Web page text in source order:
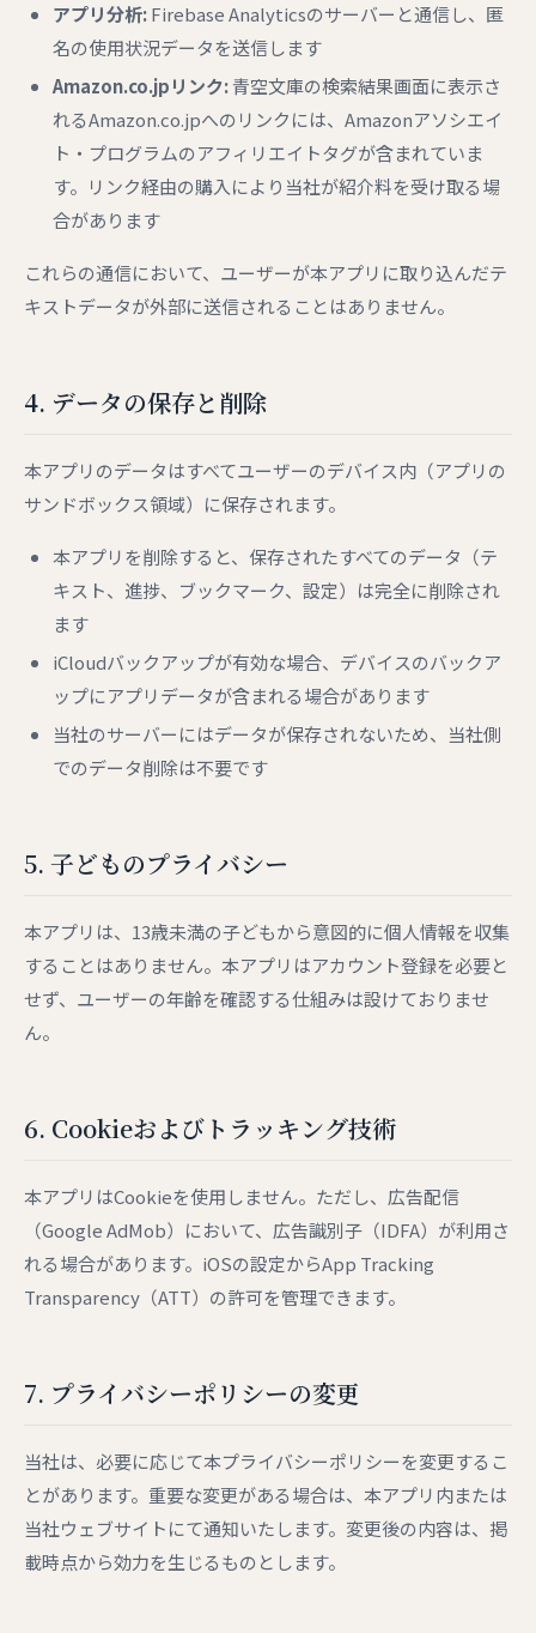
アプリ分析:Firebase Analyticsのサーバーと通信し、匿
名の使用状況データを送信します
Amazon.co.jpリンク:青空文庫の検索結果画面に表示さ
れるAmazon.co.jpへのリンクには、Amazonアソシエイ
ト・プログラムのアフィリエイトタグが含まれていま
す。リンク経由の購入により当社が紹介料を受け取る場
合があります
これらの通信において、ユーザーが本アプリに取り込んだテ
キストデータが外部に送信されることはありません。
4. データの保存と削除
本アプリのデータはすべてユーザーのデバイス内（アプリの
サンドボックス領域）に保存されます。
本アプリを削除すると、保存されたすべてのデータ（テ
キスト、進捗、ブックマーク、設定）は完全に削除され
ます
iCloudバックアップが有効な場合、デバイスのバックア
ップにアプリデータが含まれる場合があります
当社のサーバーにはデータが保存されないため、当社側
でのデータ削除は不要です
5. 子どものプライバシー
本アプリは、13歳未満の子どもから意図的に個人情報を収集
することはありません。本アプリはアカウント登録を必要と
せず、ユーザーの年齢を確認する仕組みは設けておりませ
ん。
6. Cookieおよびトラッキング技術
本アプリはCookieを使用しません。ただし、広告配信
（Google AdMob）において、広告識別子（IDFA）が利用さ
れる場合があります。iOSの設定からApp Tracking
Transparency（ATT）の許可を管理できます。
7. プライバシーポリシーの変更
当社は、必要に応じて本プライバシーポリシーを変更するこ
とがあります。重要な変更がある場合は、本アプリ内または
当社ウェブサイトにて通知いたします。変更後の内容は、掲
載時点から効力を生じるものとします。